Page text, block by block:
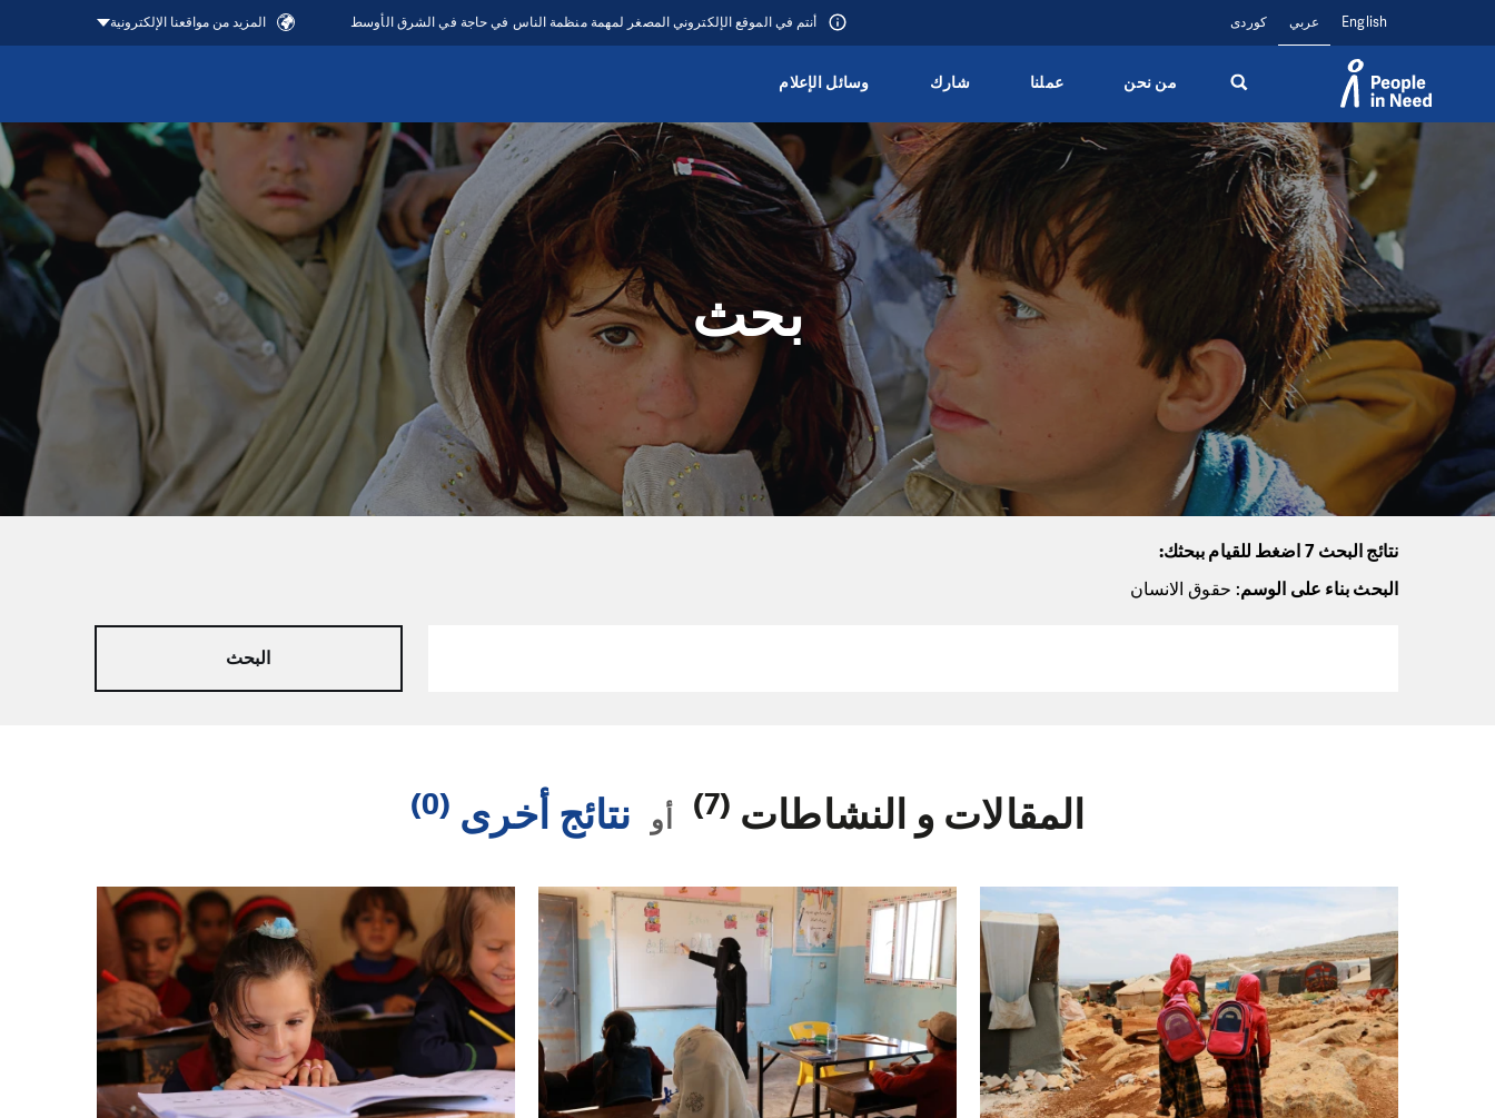
Přeskočit na obsah
أنتم في الموقع الإلكتروني المصغر لمهمة منظمة الناس في حاجة في الشرق الأوسط المزيد من مواقعنا الإلكترونية English عربي کوردی
من نحن عملنا شارك وسائل الإعلام
بحث
نتائج البحث 7 اضغط للقيام ببحثك:
البحث بناء على الوسم: حقوق الانسان
المقالات و النشاطات (7) أو نتائج أخرى (0)